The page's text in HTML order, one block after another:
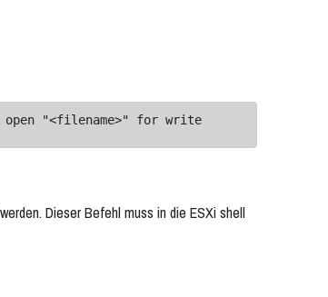
"<filename>" for write
Dieser Befehl muss in die ESXi shell